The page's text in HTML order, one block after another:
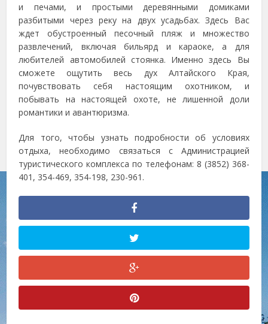
и печами, и простыми деревянными домиками
разбитыми через реку на двух усадьбах. Здесь Вас
ждет обустроенный песочный пляж и множество
развлечений, включая бильярд и караоке, а для
любителей автомобилей стоянка. Именно здесь Вы
сможете ощутить весь дух Алтайского Края,
почувствовать себя настоящим охотником, и
побывать на настоящей охоте, не лишенной доли
романтики и авантюризма.
Для того, чтобы узнать подробности об условиях
отдыха, необходимо связаться с Администрацией
туристического комплекса по телефонам: 8 (3852) 368-
401, 354-469, 354-198, 230-961.